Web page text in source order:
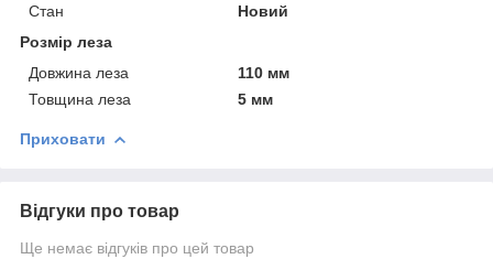
Стан
Новий
Розмір леза
Довжина леза
110 мм
Товщина леза
5 мм
Приховати
Відгуки про товар
Ще немає відгуків про цей товар